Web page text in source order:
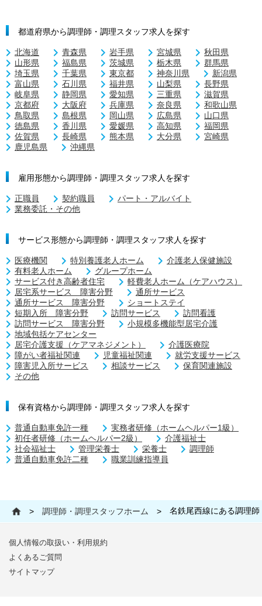
都道府県から調理師・調理スタッフ求人を探す
北海道 青森県 岩手県 宮城県
秋田県
山形県
福島県 茨城県 栃木県
群馬県
埼玉県
千葉県 東京都 神奈川県
新潟県
富山県
石川県 福井県 山梨県
長野県
岐阜県
静岡県 愛知県 三重県
滋賀県
京都府
大阪府 兵庫県 奈良県
和歌山県
鳥取県
島根県 岡山県 広島県
山口県
徳島県
香川県 愛媛県 高知県
福岡県
佐賀県
長崎県 熊本県 大分県
宮崎県
鹿児島県
沖縄県
雇用形態から調理師・調理スタッフ求人を探す
正職員 契約職員
パート・アルバイト
業務委託・その他
サービス形態から調理師・調理スタッフ求人を探す
医療機関 特別養護老人ホーム
介護老人保健施設
有料老人ホーム
グループホーム
サービス付き高齢者住宅
軽費老人ホーム（ケアハウス）
居宅系サービス 障害分野
通所サービス
通所サービス 障害分野
ショートステイ
短期入所 障害分野
訪問サービス
訪問看護
訪問サービス 障害分野
小規模多機能型居宅介護
地域包括ケアセンター
居宅介護支援（ケアマネジメント）
介護医療院
障がい者福祉関連
児童福祉関連
就労支援サービス
障害児入所サービス
相談サービス
保育関連施設
その他
保有資格から調理師・調理スタッフ求人を探す
普通自動車免許一種
実務者研修（ホームヘルパー1級）
初任者研修（ホームヘルパー2級）
介護福祉士
社会福祉士
管理栄養士 栄養士
調理師
普通自動車免許二種
職業訓練指導員
> 調理師・調理スタッフホーム > 名鉄尾西線にある調理
個人情報の取扱い・利用規約
よくあるご質問
サイトマップ